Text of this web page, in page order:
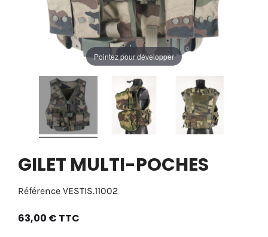
Pointez pour développer
GILET MULTI-POCHES
Référence VESTIS.11002
63,00 € TTC